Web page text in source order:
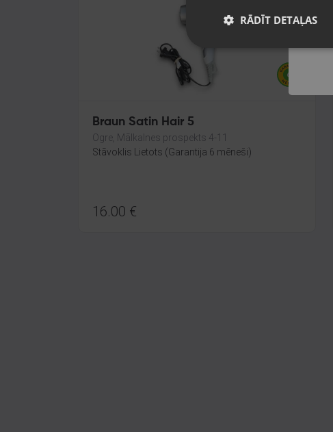
Braun Satin Hair 5
Ogre, Mālkalnes prospekts 4-11
Stāvoklis Lietots (Garantija 6 mēneši)
16.00 €
RĀDĪT DETAĻAS